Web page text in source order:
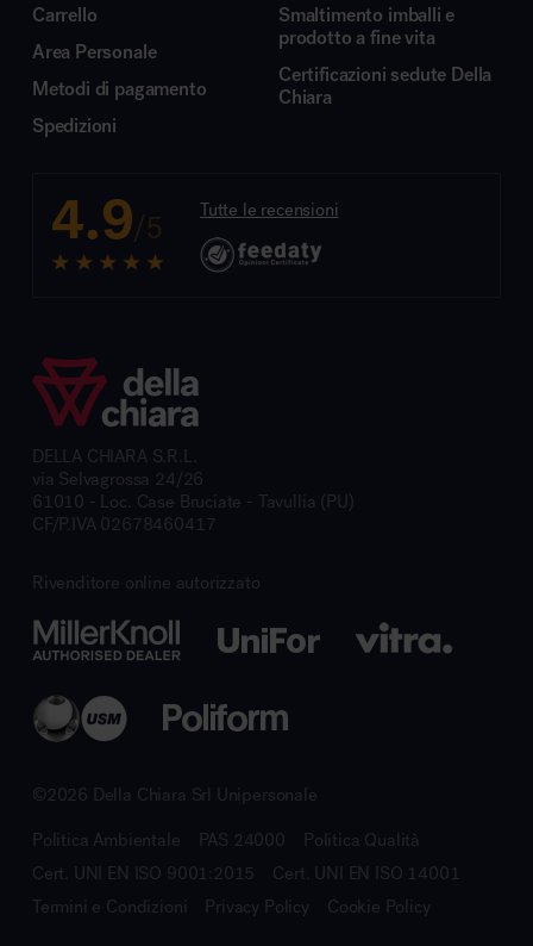
Carrello
Area Personale
Metodi di pagamento
Spedizioni
Smaltimento imballi e
prodotto a fine vita
Certificazioni sedute Della
Chiara
4.9/5 Tutte le recensioni
DELLA CHIARA S.R.L.
via Selvagrossa 24/26
61010 - Loc. Case Bruciate - Tavullia (PU)
CF/P.IVA 02678460417
Rivenditore online autorizzato
©2026 Della Chiara Srl Unipersonale
Politica Ambientale PAS 24000
Politica Qualità
Cert. UNI EN ISO 9001:2015
Cert. UNI EN ISO 14001
Termini e Condizioni
Privacy Policy Cookie Policy